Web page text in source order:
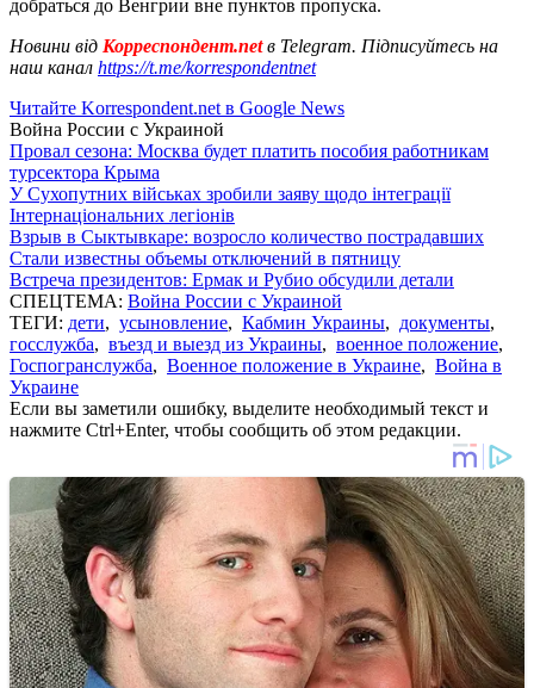
добраться до Венгрии вне пунктов пропуска.
Новини від Корреспондент.netв Telegram. Підписуйтесь на
наш канал https://t.me/korrespondentnet
Читайте Korrespondent.net в Google News
Война России с Украиной
Провал сезона: Москва будет платить пособия работникам
турсектора Крыма
У Сухопутних військах зробили заяву щодо інтеграції
Інтернаціональних легіонів
Взрыв в Сыктывкаре: возросло количество пострадавших
Стали известны объемы отключений в пятницу
Встреча президентов: Ермак и Рубио обсудили детали
СПЕЦТЕМА: Война России с Украиной
ТЕГИ: дети, усыновление, Кабмин Украины, документы,
госслужба, въезд и выезд из Украины, военное положение,
Госпогранслужба, Военное положение в Украине, Война в
Украине
Если вы заметили ошибку, выделите необходимый текст и
нажмите Ctrl+Enter, чтобы сообщить об этом редакции.